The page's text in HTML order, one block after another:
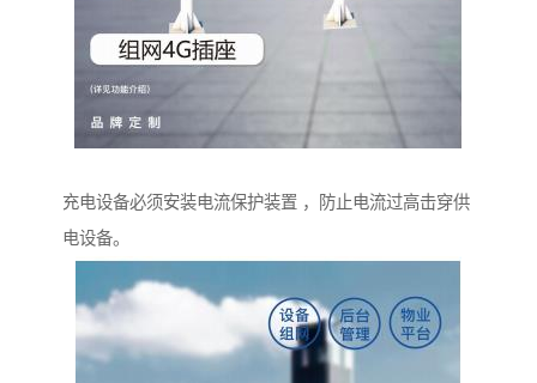
充电设备必须安装电流保护装置 ，防止电流过高击穿供
电设备。